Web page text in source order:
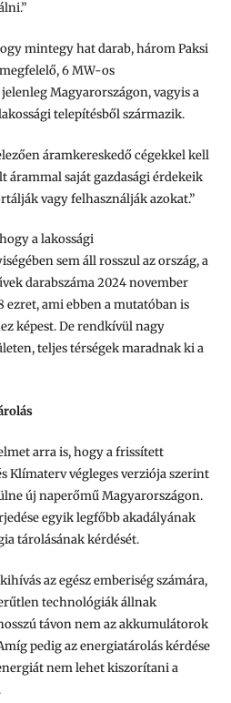
mintegy hat darab, három Paksi
6 MW-os
Magyarországon, vagyis a
telepítésből származik.
áramkereskedő cégekkel kell
árammal saját gazdasági érdekeik
vagy felhasználják azokat.”
a lakossági
sem áll rosszul az ország, a
darabszáma 2024 november
ezret, ami ebben a mutatóban is
képest. De rendkívül nagy
teljes térségek maradnak ki a
arra is, hogy a frissített
Klímaterv végleges verziója szerint
új naperőmű Magyarországon.
egyik legfőbb akadályának
tárolásának kérdését.
az egész emberiség számára,
technológiák állnak
távon nem az akkumulátorok
pedig az energiatárolás kérdése
nem lehet kiszorítani a